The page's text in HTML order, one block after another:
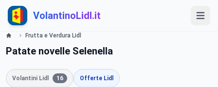
VolantinoLidl.it
Frutta e Verdura Lidl
Patate novelle Selenella
Volantini Lidl 16 Offerte Lidl